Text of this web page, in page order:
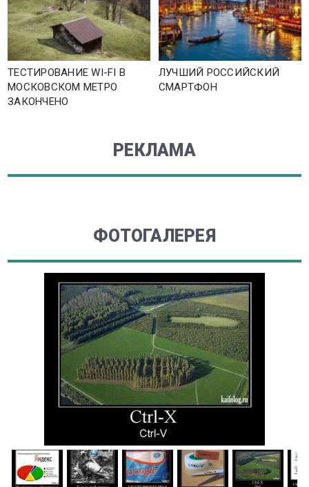
ТЕСТИРОВАНИЕ WI-FI В
МОСКОВСКОМ МЕТРО
ЗАКОНЧЕНО
ЛУЧШИЙ РОССИЙСКИЙ
СМАРТФОН
РЕКЛАМА
ФОТОГАЛЕРЕЯ